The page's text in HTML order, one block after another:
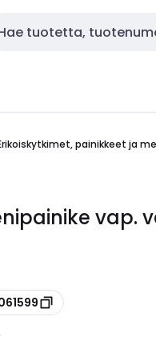
painikkeet ja